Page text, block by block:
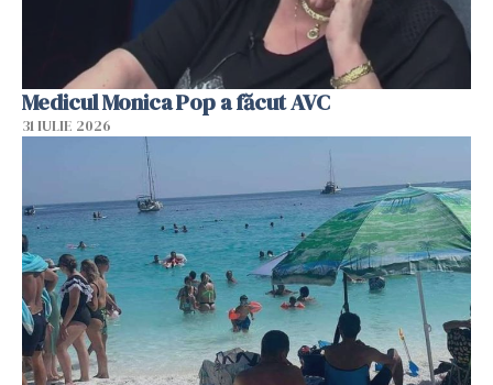
Medicul Monica Pop a făcut AVC
31 IULIE 2026